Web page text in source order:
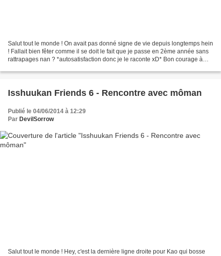
Salut tout le monde ! On avait pas donné signe de vie depuis longtemps hein
! Fallait bien fêter comme il se doit le fait que je passe en 2ème année sans
rattrapages nan ? *autosatisfaction donc je le raconte xD* Bon courage à
Isshuukan Friends 6 - Rencontre avec môman
Publié le 04/06/2014 à 12:29
Par DevilSorrow
Salut tout le monde ! Hey, c'est la dernière ligne droite pour Kao qui bosse